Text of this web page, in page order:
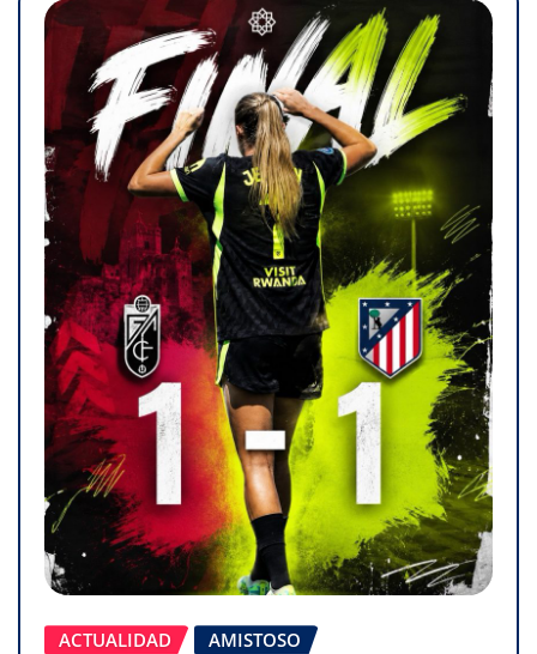
ACTUALIDAD
AMISTOSO